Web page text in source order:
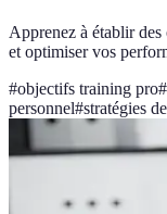
Apprenez à établir
et optimiser vos
#objectifs training pro#
personnel#stratégies